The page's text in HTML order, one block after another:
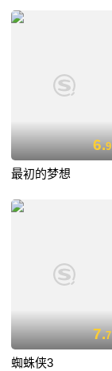
6.9
最初的梦想
7.7
蜘蛛侠3